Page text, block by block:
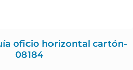
oficio horizontal cartón-
08184